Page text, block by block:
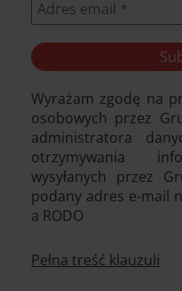
Wyrażam zgodę na
osobowych przez
administratora
otrzymywania
wysyłanych przez
podany adres e-mail
a RODO
Pełna treść klauzuli